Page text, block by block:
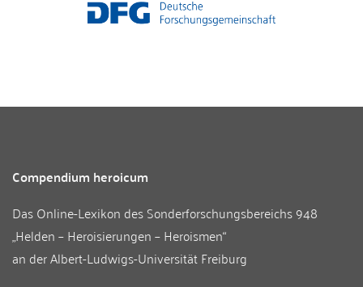
Compendium heroicum
Das Online-Lexikon desSonderforschungsbereichs 948
„Helden – Heroisierungen – Heroismen“
an derAlbert-Ludwigs-Universität Freiburg